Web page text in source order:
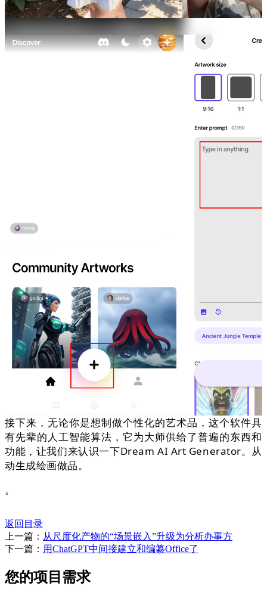
接下来，无论你是想制做个性化的艺术品，这个软件具
有先辈的人工智能算法，它为大师供给了普遍的东西和
功能，让我们来认识一下Dream AI Art Generator。从
动生成绘画做品。
。
返回目录
上一篇： 从尺度化产物的“场景嵌入”升级为分析办事方
下一篇： 用ChatGPT中间接建立和编纂Office了
您的项目需求